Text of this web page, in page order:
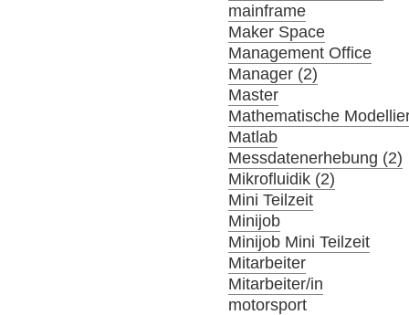
mainframe
Maker Space
Management Office
Manager (2)
Master
Mathematische
Matlab
Messdatenerhebung (2)
Mikrofluidik (2)
Mini Teilzeit
Minijob
Minijob Mini Teilzeit
Mitarbeiter
Mitarbeiter/in
motorsport